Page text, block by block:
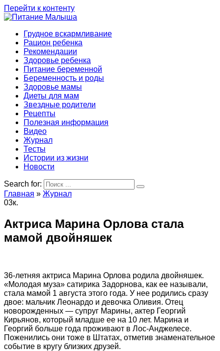
Перейти к контенту
Грудное вскармливание
Рацион ребенка
Рекомендации
Здоровье ребенка
Питание беременной
Беременность и роды
Здоровье мамы
Диеты для мам
Звездные родители
Рецепты
Полезная информация
Видео
Журнал
Тесты
Истории из жизни
Новости
Search for:
Главная » Журнал
03к.
Актриса Марина Орлова стала
мамой двойняшек
36-летняя актриса Марина Орлова родила двойняшек.
«Молодая муза» сатирика Задорнова, как ее называли,
стала мамой 1 августа этого года. У нее родились сразу
двое: мальчик Леонардо и девочка Оливия. Отец
новорожденных — супруг Марины, актер Георгий
Кирьянов, который младше ее на 10 лет. Марина и
Георгий больше года проживают в Лос-Анджелесе.
Поженились они тоже в Штатах, отметив знаменательное
событие в кругу близких друзей.